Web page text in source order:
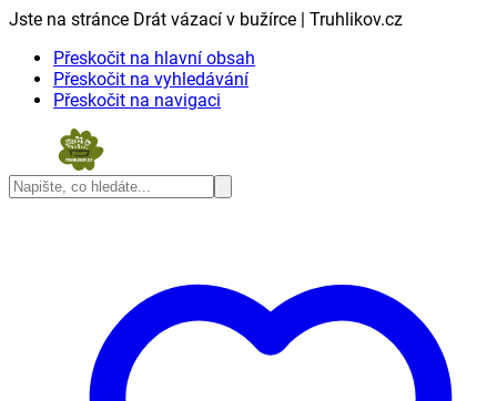
Jste na stránce Drát vázací v bužírce | Truhlikov.cz
Přeskočit na hlavní obsah
Přeskočit na vyhledávání
Přeskočit na navigaci